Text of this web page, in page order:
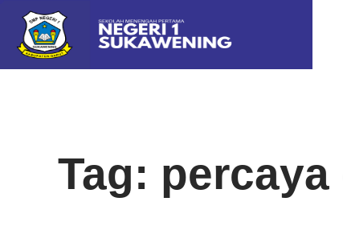
Tag: percaya